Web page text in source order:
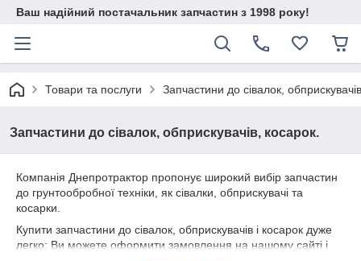
Ваш надійний постачальник запчастин з 1998 року!
Товари та послуги Запчастини до сівалок,
Запчастини до сівалок, обприскувачів, косарок.
Компанія Днепротрактор пропонує широкий вибір запчастин
до грунтообробної техніки, як сівалки, обприскувачі та
косарки.
Купити запчастини до сівалок, обприскувачів і косарок дуже
легко: Ви можете оформити замовлення на нашому сайті і